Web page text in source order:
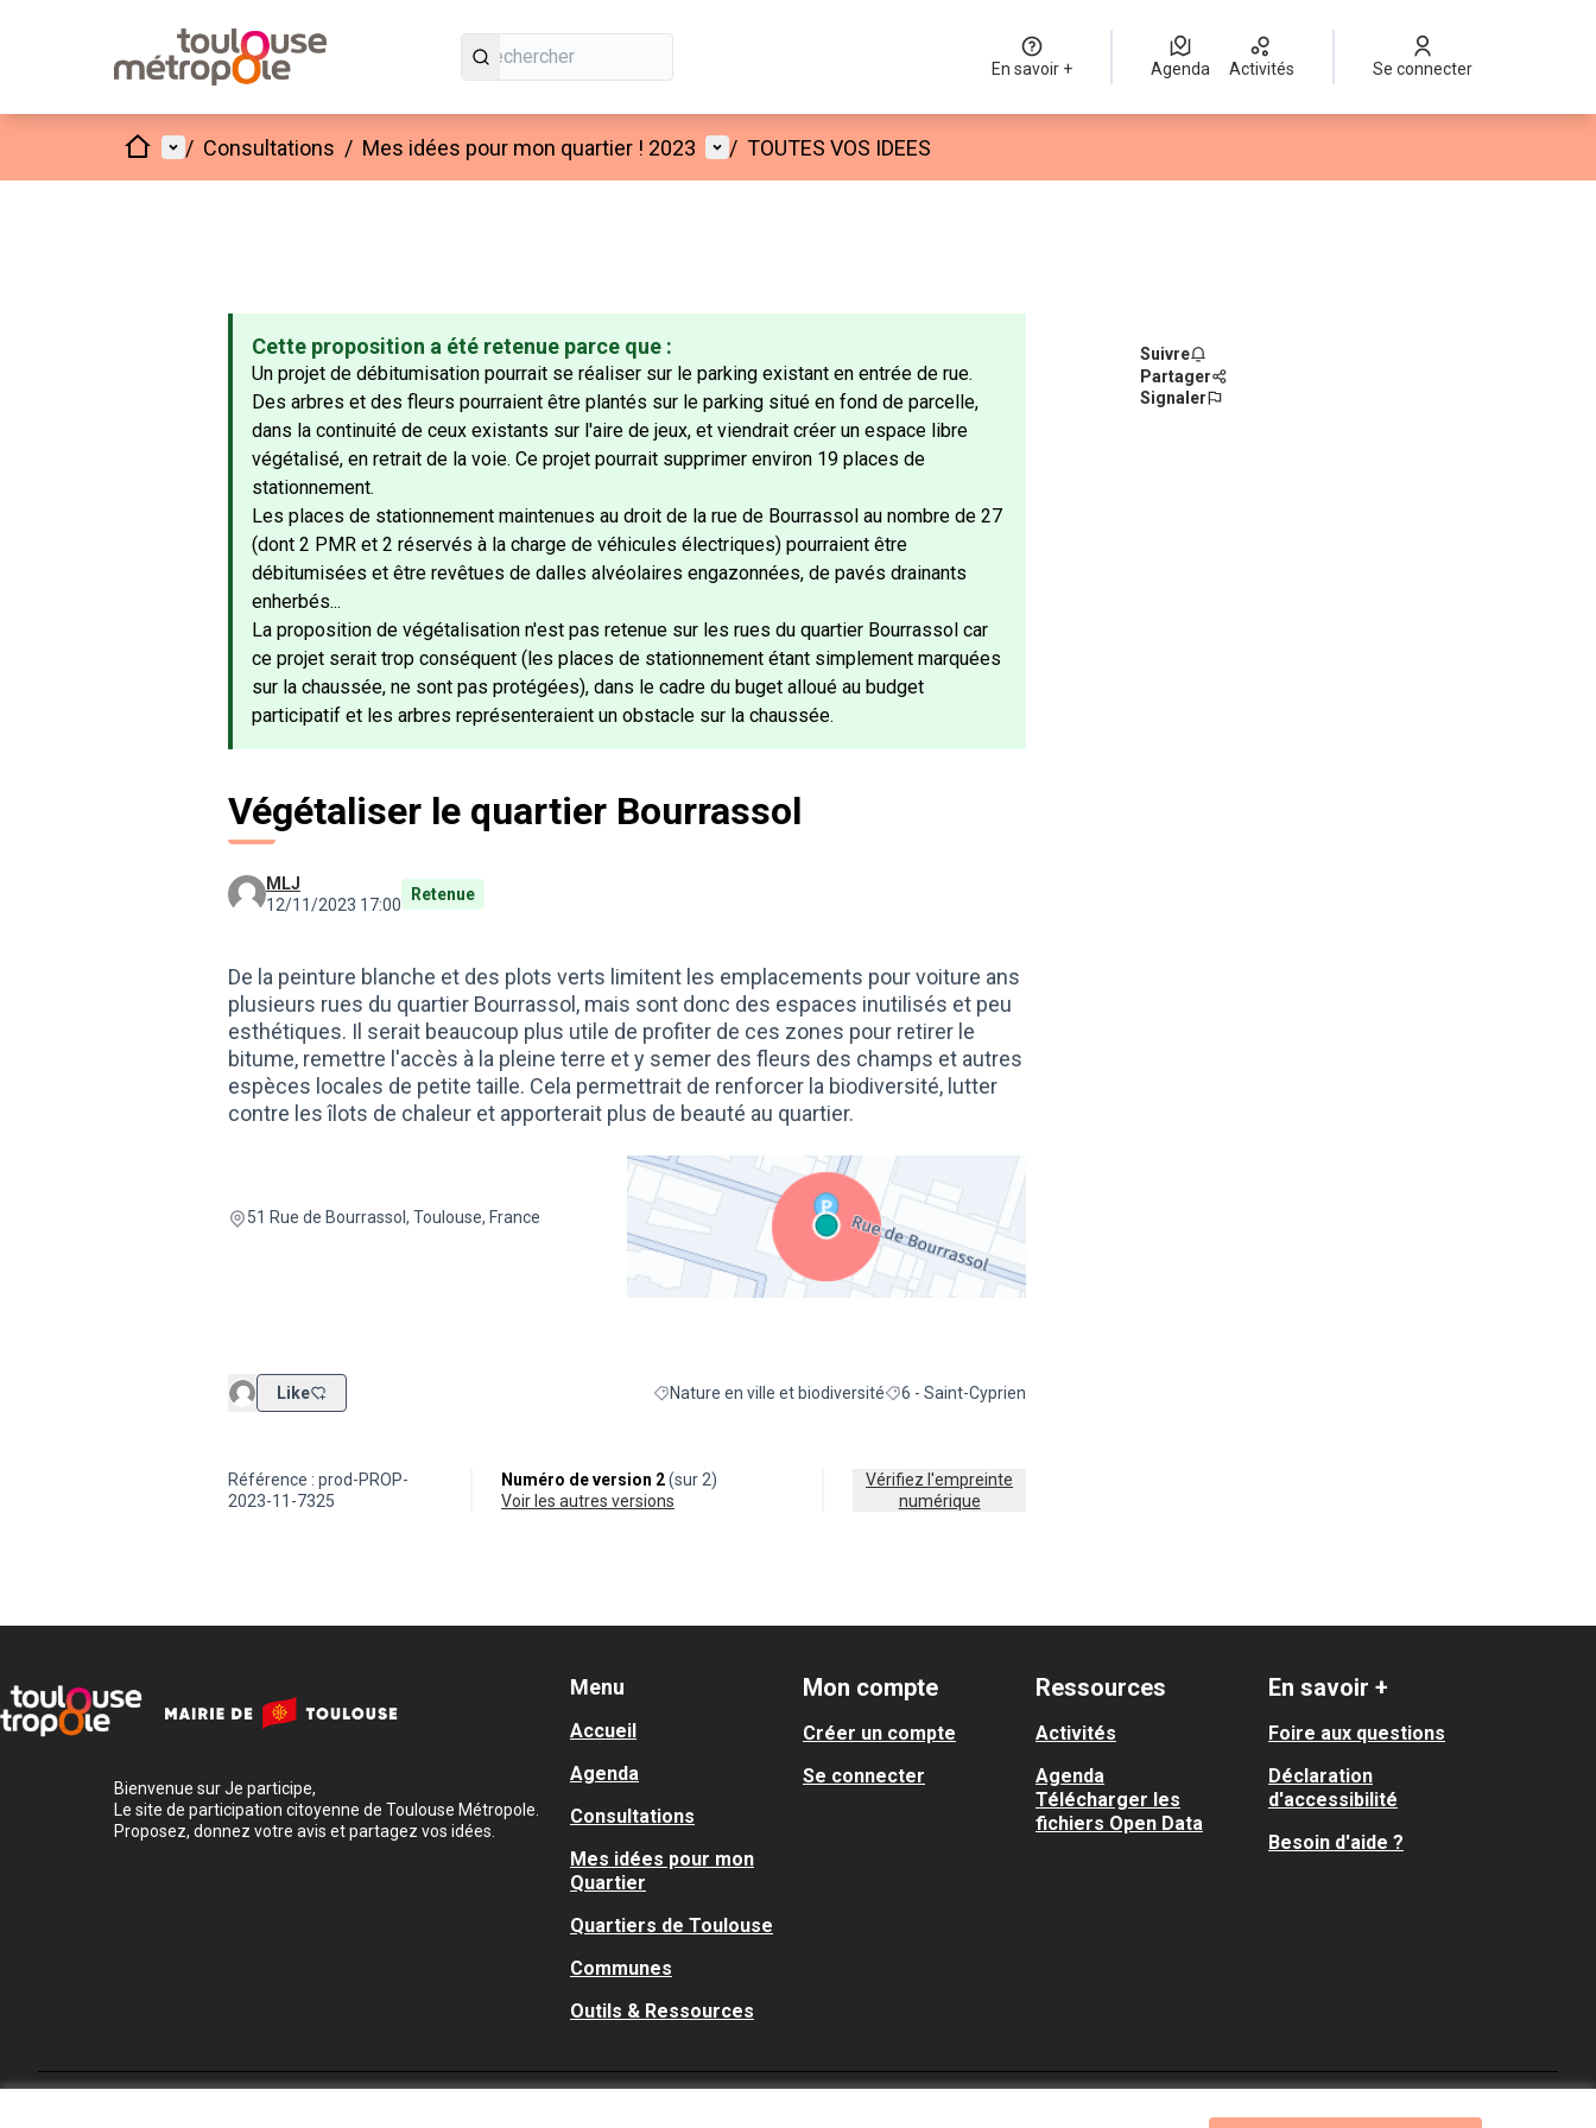
En savoir + Agenda Activités Se connecter
AccueilMenu principal
/ Consultations / Mes idées pour mon quartier ! 2023 Menu utilisateur
/ TOUTES VOS IDEES
Cette proposition a été retenue parce que :
Un projet de débitumisation pourrait se réaliser sur le parking existant en entrée de rue.
Des arbres et des fleurs pourraient être plantés sur le parking situé en fond de parcelle,
dans la continuité de ceux existants sur l'aire de jeux, et viendrait créer un espace libre
végétalisé, en retrait de la voie. Ce projet pourrait supprimer environ 19 places de
stationnement.
Les places de stationnement maintenues au droit de la rue de Bourrassol au nombre de 27
(dont 2 PMR et 2 réservés à la charge de véhicules électriques) pourraient être
débitumisées et être revêtues de dalles alvéolaires engazonnées, de pavés drainants
enherbés...
La proposition de végétalisation n'est pas retenue sur les rues du quartier Bourrassol car
ce projet serait trop conséquent (les places de stationnement étant simplement marquées
sur la chaussée, ne sont pas protégées), dans le cadre du buget alloué au budget
participatif et les arbres représenteraient un obstacle sur la chaussée.
Végétaliser le quartier Bourrassol
MLJ
12/11/2023 17:00
Retenue
De la peinture blanche et des plots verts limitent les emplacements pour voiture ans
plusieurs rues du quartier Bourrassol, mais sont donc des espaces inutilisés et peu
esthétiques. Il serait beaucoup plus utile de profiter de ces zones pour retirer le
bitume, remettre l'accès à la pleine terre et y semer des fleurs des champs et autres
espèces locales de petite taille. Cela permettrait de renforcer la biodiversité, lutter
contre les îlots de chaleur et apporterait plus de beauté au quartier.
51 Rue de Bourrassol, Toulouse, France
Like Filtrer les résultats de la catégorie : Nature en ville et biodiversité
Nature en ville et biodiversitéFiltrer les résultats pour le secteur : 6 - Saint-Cyprien
6 - Saint-Cyprien
Suivre
Partager
Signaler
Référence : prod-PROP-
2023-11-7325
Numéro de version 2(sur 2)
voir les autres versions
Vérifiez l'empreinte
numérique
Bienvenue sur Je participe,
Le site de participation citoyenne de Toulouse Métropole.
Proposez, donnez votre avis et partagez vos idées.
Menu
Accueil
Agenda
Consultations
Mes idées pour mon
Quartier
Quartiers de Toulouse
Communes
Outils & Ressources
Mon compte
Créer un compte
Se connecter
Ressources
Activités
Agenda
Télécharger les
fichiers Open Data
En savoir +
Foire aux questions
Déclaration
d'accessibilité
Besoin d'aide ?